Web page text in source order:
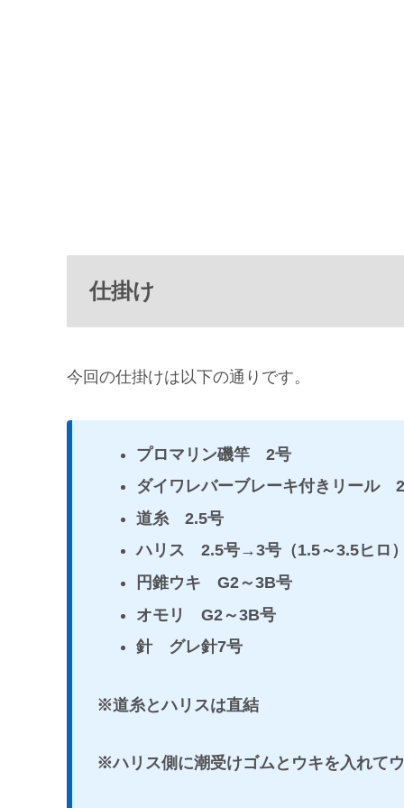
仕掛け
今回の仕掛けは以下の通りです。
プロマリン磯竿 2号
ダイワレバーブレーキ付きリール
道糸 2.5号
ハリス 2.5号→3号（1.5～3.5ヒロ
円錐ウキ G2～3B号
オモリ G2～3B号
針 グレ針7号
※道糸とハリスは直結
※ハリス側に潮受けゴムとウキを入れて